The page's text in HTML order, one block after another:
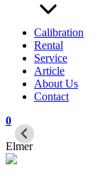
Calibration
Rental
Service
Article
About Us
Contact
0
Elmer